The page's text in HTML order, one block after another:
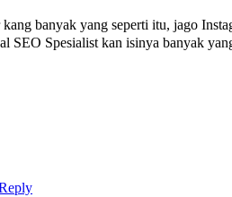
kang banyak yang seperti itu, jago
SEO Spesialist kan isinya banyak